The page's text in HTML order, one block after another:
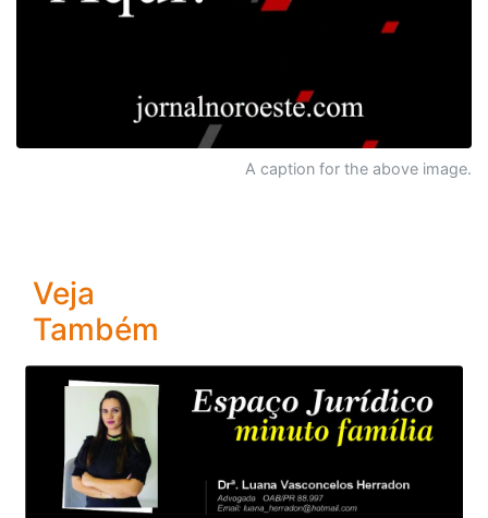
A caption for the above image.
Veja
Também